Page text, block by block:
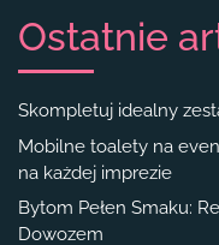
Ostatnie
Skompletuj idealny
Mobilne toalety na
na każdej imprezie
Bytom Pełen Smaku:
Dowozem